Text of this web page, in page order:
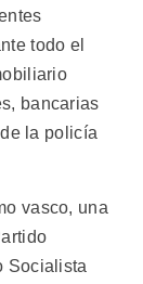
todo el
bancarias
la policía
vasco, una
Socialista